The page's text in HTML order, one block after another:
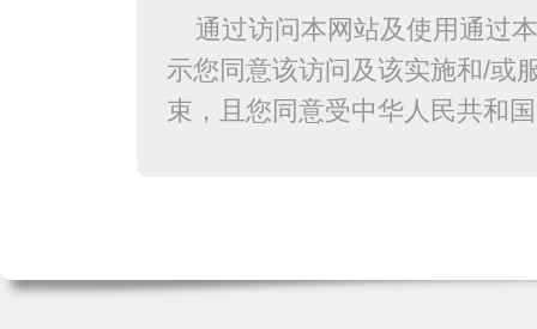
通过访问本网站及使用通过
示您同意该访问及该实施和/或
束，且您同意受中华人民共和